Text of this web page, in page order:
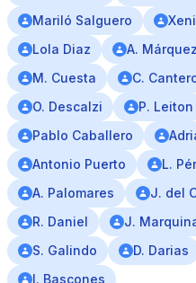
Mariló Salguero
Lola Diaz
A. Márquez
M. Cuesta
C.
O. Descalzi
P. Leiton
Pablo Caballero
Antonio Puerto
L.
A. Palomares
J. del
R. Daniel
J.
S. Galindo
D. Darias
I. Bascones